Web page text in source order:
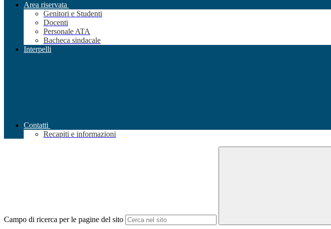
Area riservata
Genitori e Studenti
Docenti
Personale ATA
Bacheca sindacale
Interpelli
Contatti
Recapiti e informazioni
Campo di ricerca per le pagine del sito